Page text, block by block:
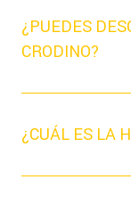
¿PUEDES
CRODINO?
¿CUÁL ES LA